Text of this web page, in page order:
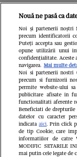
Unul dintre
aeroporturi
complet
Milioane de
Nouă ne pasă ca
Noi și partenerii noștri
precum identificatorii
Puteți accepta sau
opune utilizării unui
confidențialitate.
navigarea. Mai multe
Noi si partenerii nostri
precum si furnizorii
permite website-ului
publicitare afisate in
functionalitati aferente
Beneficiati de drepturile
datelor cu caracter
indicataaici. Prin click
de tip Cookie, care
informatiilor de catre
MODIFIC SETARILE
mai putin cele legate de